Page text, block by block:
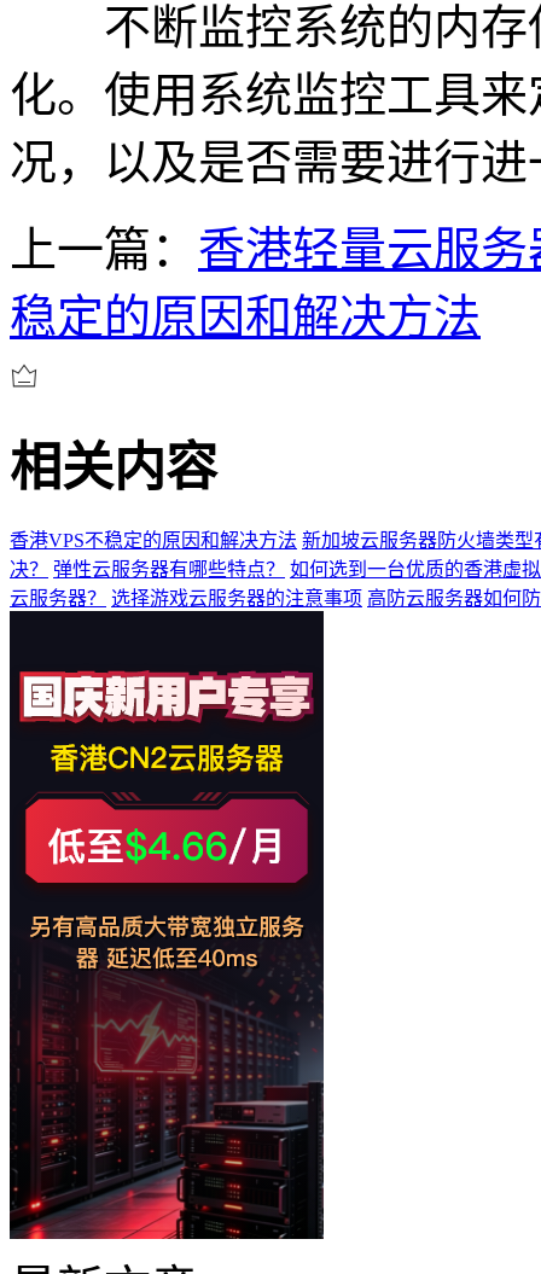
不断监控系统的内存
化。使用系统监控工具
况，以及是否需要进行
上一篇： 香港轻量云服
稳定的原因和解决方法
相关内容
香港VPS不稳定的原因和解决方法 新加坡云服务器防火墙类型
决？
弹性云服务器有哪些特点？
如何选到一台优质的香港虚
云服务器？
选择游戏云服务器的注意事项 高防云服务器如何